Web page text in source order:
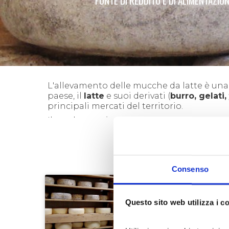
Consenso
Questo sito web utilizza i
L'allevamento delle mucche da latte è
paese, il latte e suoi derivati (burro,
principali mercati del territorio.
Il prodotto principe di questo settore
diversificata, dove i formaggi d’alpeggio
, definito il formaggio delle
essenze vegetali, ed in particolare le
per cui è venduto a partire dall’ultima
un profumo molto persistente di erba